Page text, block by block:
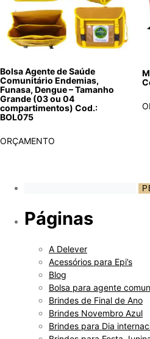
Bolsa Agente de Saúde
Comunitário Endemias,
Funasa, Dengue – Tamanho
Grande (03 ou 04
compartimentos) Cod.:
BOL075
ORÇAMENTO
Páginas
A Delever
Acessórios para Epi’s
Blog
Bolsa para agente
Brindes de Final de Ano
Brindes Novembro Azul
Brindes para Dia